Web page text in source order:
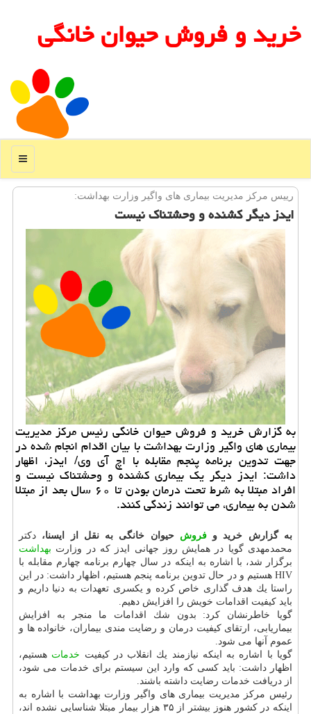
خرید و فروش حیوان خانگی
منو
رییس مركز مدیریت بیماری های واگیر وزارت بهداشت:
ایدز دیگر كشنده و وحشتناك نیست
به گزارش خرید و فروش حیوان خانگی رئیس مركز مدیریت
بیماری های واگیر وزارت بهداشت با بیان اقدام انجام شده در
جهت تدوین برنامه پنجم مقابله با اچ آی وی/ ایدز، اظهار
داشت: ایدز دیگر یك بیماری كشنده و وحشتناك نیست و
افراد مبتلا به شرط تحت درمان بودن تا ۶۰ سال بعد از مبتلا
شدن به بیماری، می توانند زندگی كنند.
به گزارش خرید وفروش حیوان خانگی به نقل از ایسنا، دكتر
محمدمهدی گویا در همایش روز جهانی ایدز كه در وزارت بهداشت
برگزار شد، با اشاره به اینكه در سال چهارم برنامه چهارم مقابله با
HIV هستیم و در حال تدوین برنامه پنجم هستیم، اظهار داشت: در این
راستا یك هدف گذاری خاص كرده و یكسری تعهدات به دنیا داریم و
باید كیفیت اقدامات خویش را افزایش دهیم.
گویا خاطرنشان كرد: بدون شك اقدامات ما منجر به افزایش
بیماریابی، ارتقای كیفیت درمان و رضایت مندی بیماران، خانواده ها و
عموم آنها می شود.
گویا با اشاره به اینكه نیازمند یك انقلاب در كیفیت خدمات هستیم،
اظهار داشت: باید كسی كه وارد این سیستم برای خدمات می شود،
از دریافت خدمات رضایت داشته باشند.
رئیس مركز مدیریت بیماری های واگیر وزارت بهداشت با اشاره به
اینكه در كشور هنوز بیشتر از ۳۵ هزار بیمار مبتلا شناسایی نشده اند،